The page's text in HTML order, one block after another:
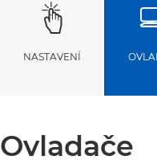
NASTAVENÍ
Ovladače